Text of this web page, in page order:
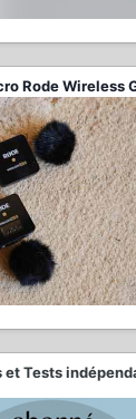
Rode Wireless
et Tests